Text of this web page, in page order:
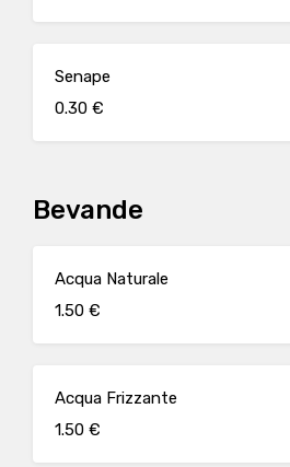
Senape
0.30 €
Bevande
Acqua Naturale
1.50 €
Acqua Frizzante
1.50 €